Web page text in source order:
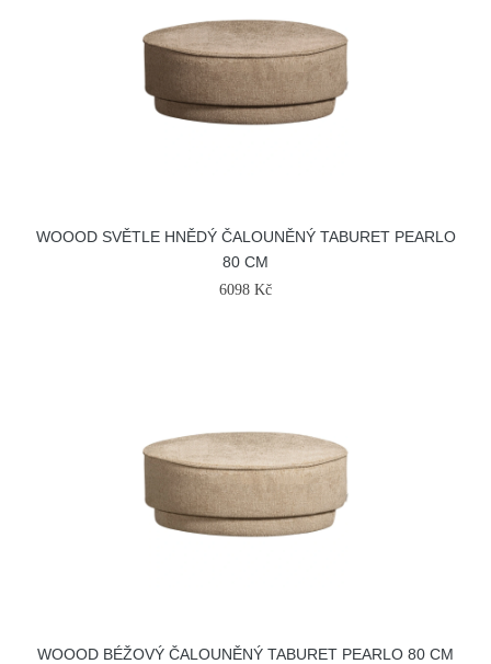
WOOOD SVĚTLE HNĚDÝ ČALOUNĚNÝ TABURET PEARLO
80 CM
6098 Kč
WOOOD BÉŽOVÝ ČALOUNĚNÝ TABURET PEARLO 80 CM